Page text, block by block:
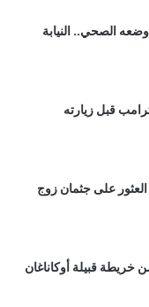
الصحي.. النيابة
قبل زيارته
العثور على جثمان زوج
منزلاً من خريطة قبيلة أوكاناغان